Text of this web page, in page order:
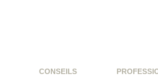
CONSEILS